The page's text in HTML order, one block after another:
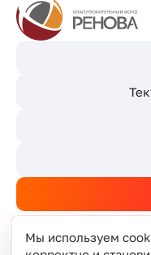
Мы используем